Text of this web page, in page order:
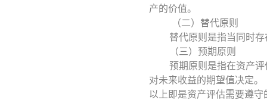
产的价值。
（二）替代原则
替代原则是指当同时
（三）预期原则
预期原则是指在资产
对未来收益的期望值决定。
以上即是资产评估需要遵